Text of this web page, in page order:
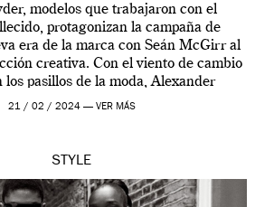
modelos que trabajaron con el
protagonizan la campaña de
era de la marca con Seán McGirr al
creativa. Con el viento de cambio
los pasillos de la moda, Alexander
se prepara para una […]
21 / 02 / 2024 — VER MÁS
STYLE